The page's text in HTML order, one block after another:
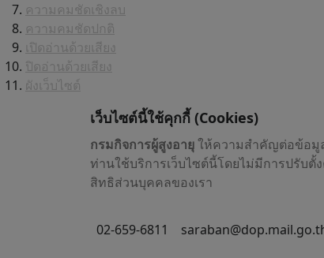
ความคมชัดเชิงลบ
ความคมชัดปกติ
เปิดอ่านด้วยเสียง
ปิดอ่านด้วยเสียง
ผังเว็บไซต์
เว็บไซต์นี้ใช้คุกกี้ (Cookies)
กรมกิจการผู้สูงอายุให้ความสำคัญต่อข้อมู
ท่านใช้บริการเว็บไซต์นี้โดยไม่มีการปรับ
สิทธิส่วนบุคคลของเรา
02-659-6811